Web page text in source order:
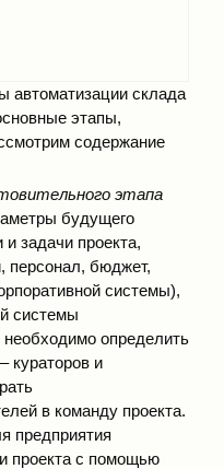
автоматизации склада
этапы,
содержание
этапа
будущего
задачи проекта,
персонал, бюджет,
системы),
системы
определить
кураторов и
в команду проекта.
предприятия
проекта с помощью